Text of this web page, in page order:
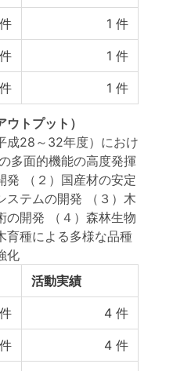
件 1 件
件 1 件
件 1 件
ウトプット）
成28～32年度）におけ
多面的機能の高度発揮
発 （２）国産材の安定
ステムの開発 （３）木
の開発 （４）森林生物
育種による多様な品種
化
活動実績
件 4 件
件 4 件